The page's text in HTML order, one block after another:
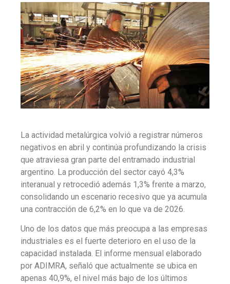
La actividad metalúrgica volvió a registrar números
negativos en abril y continúa profundizando la crisis
que atraviesa gran parte del entramado industrial
argentino. La producción del sector cayó 4,3%
interanual y retrocedió además 1,3% frente a marzo,
consolidando un escenario recesivo que ya acumula
una contracción de 6,2% en lo que va de 2026.
Uno de los datos que más preocupa a las empresas
industriales es el fuerte deterioro en el uso de la
capacidad instalada. El informe mensual elaborado
por ADIMRA, señaló que actualmente se ubica en
apenas 40,9%, el nivel más bajo de los últimos